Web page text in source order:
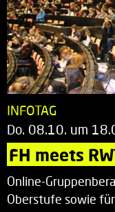
INFOTAG
Do. 08.10. um
FH meets
Online-
Oberstufe sowie